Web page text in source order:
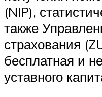
(NIP),
также
страхования
бесплатная и
уставного